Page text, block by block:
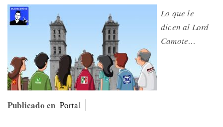
Lo que le
dicen al Lord
Camote…
Publicado en Portal